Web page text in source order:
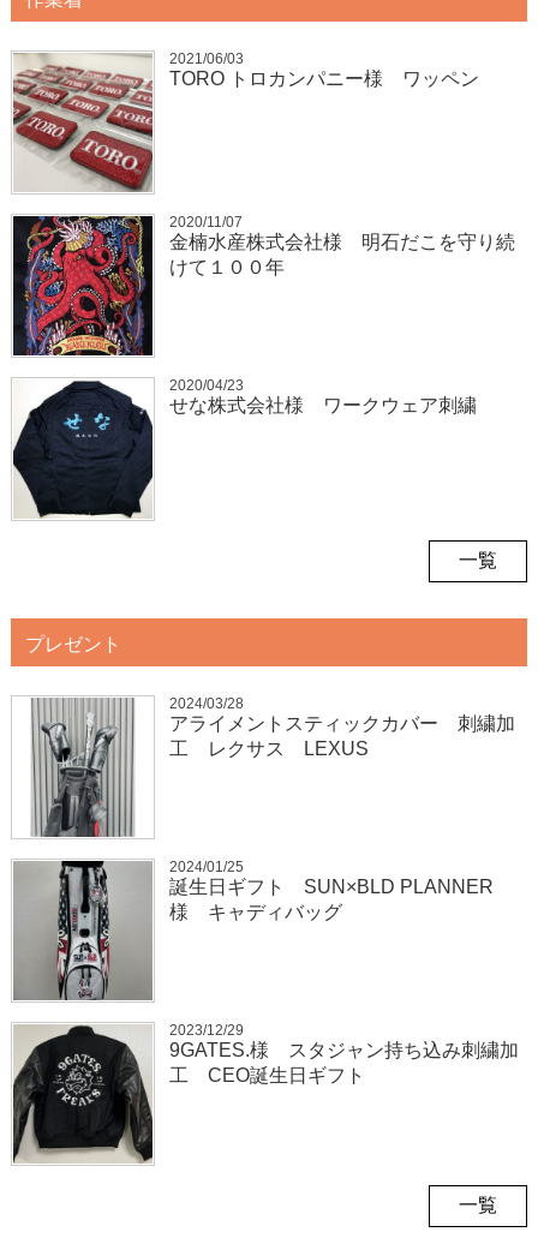
2021/06/03
TORO トロカンパニー様 ワッペン
2020/11/07
金楠水産株式会社様 明石だこを守り続
けて１００年
2020/04/23
せな株式会社様 ワークウェア刺繍
一覧
プレゼント
2024/03/28
アライメントスティックカバー 刺繍加
工 レクサス LEXUS
2024/01/25
誕生日ギフト SUN×BLD PLANNER
様 キャディバッグ
2023/12/29
9GATES.様 スタジャン持ち込み刺繍加
工 CEO誕生日ギフト
一覧